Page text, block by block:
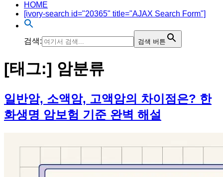
HOME
[ivory-search id="20365" title="AJAX Search Form"]
검색: 검색 버튼
[태그:] 암분류
일반암, 소액암, 고액암의 차이점은? 한
화생명 암보험 기준 완벽 해설